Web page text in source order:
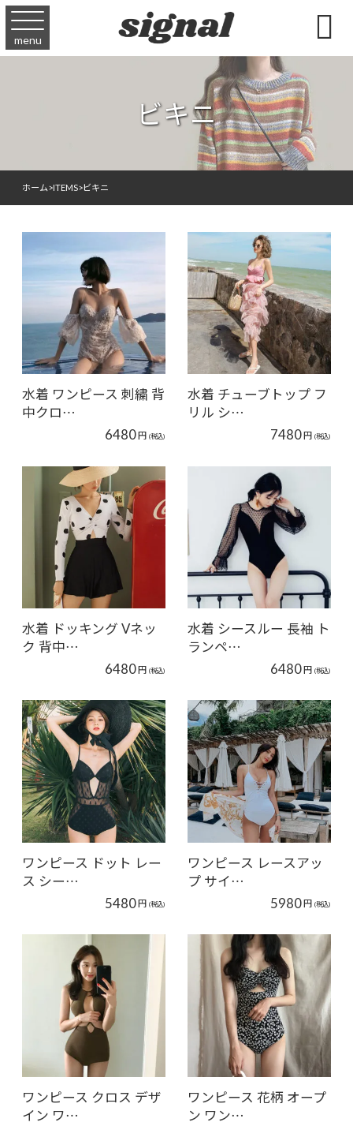
menu 
ビキニ
ホーム>ITEMS>ビキニ
水着 ワンピース 刺繍 背
中クロ…
6480円 (税込)
水着 チューブトップ フ
リル シ…
7480円 (税込)
水着 ドッキング Vネッ
ク 背中…
6480円 (税込)
水着 シースルー 長袖 ト
ランペ…
6480円 (税込)
ワンピース ドット レー
ス シー…
5480円 (税込)
ワンピース レースアッ
プ サイ…
5980円 (税込)
ワンピース クロス デザ
イン ワ…
ワンピース 花柄 オープ
ン ワン…